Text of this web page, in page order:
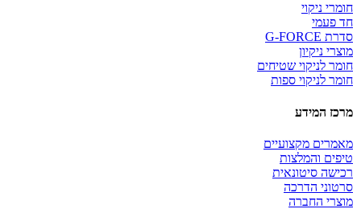
חומרי ניקוי
חד פעמי
סדרת G-FORCE
מוצרי ניקיון
חומר לניקוי שטיחים
חומר לניקוי ספות
מרכז המידע
מאמרים מקצועיים
טיפים והמלצות
רכישה סיטונאית
סרטוני הדרכה
מוצרי החברה